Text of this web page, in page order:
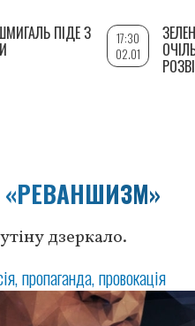
дзеркало.
пропаганда провокація
ПІДЕ З
17:30
02.01